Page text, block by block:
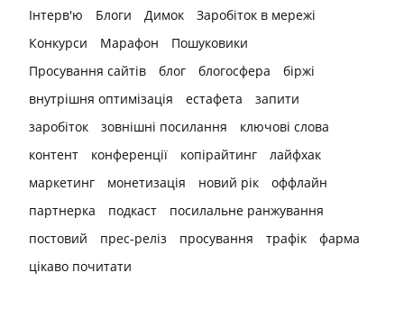
Інтерв'ю
Блоги Димок
Заробіток в мережі
Конкурси
Марафон
Пошуковики
Просування сайтів
блог блогосфера
біржі
внутрішня оптимізація
естафета
запити
заробіток
зовнішні посилання
ключові слова
контент
конференції копірайтинг
лайфхак
маркетинг
монетизація новий рік
оффлайн
партнерка
подкаст
посилальне ранжування
постовий
прес-реліз просування трафік
фарма
цікаво почитати